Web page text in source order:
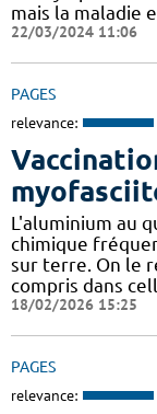
mais la maladie
22/03/2024 11:06
PAGES
relevance:
L'aluminium au
chimique
sur terre. On le
compris dans
18/02/2026 15:25
PAGES
relevance: